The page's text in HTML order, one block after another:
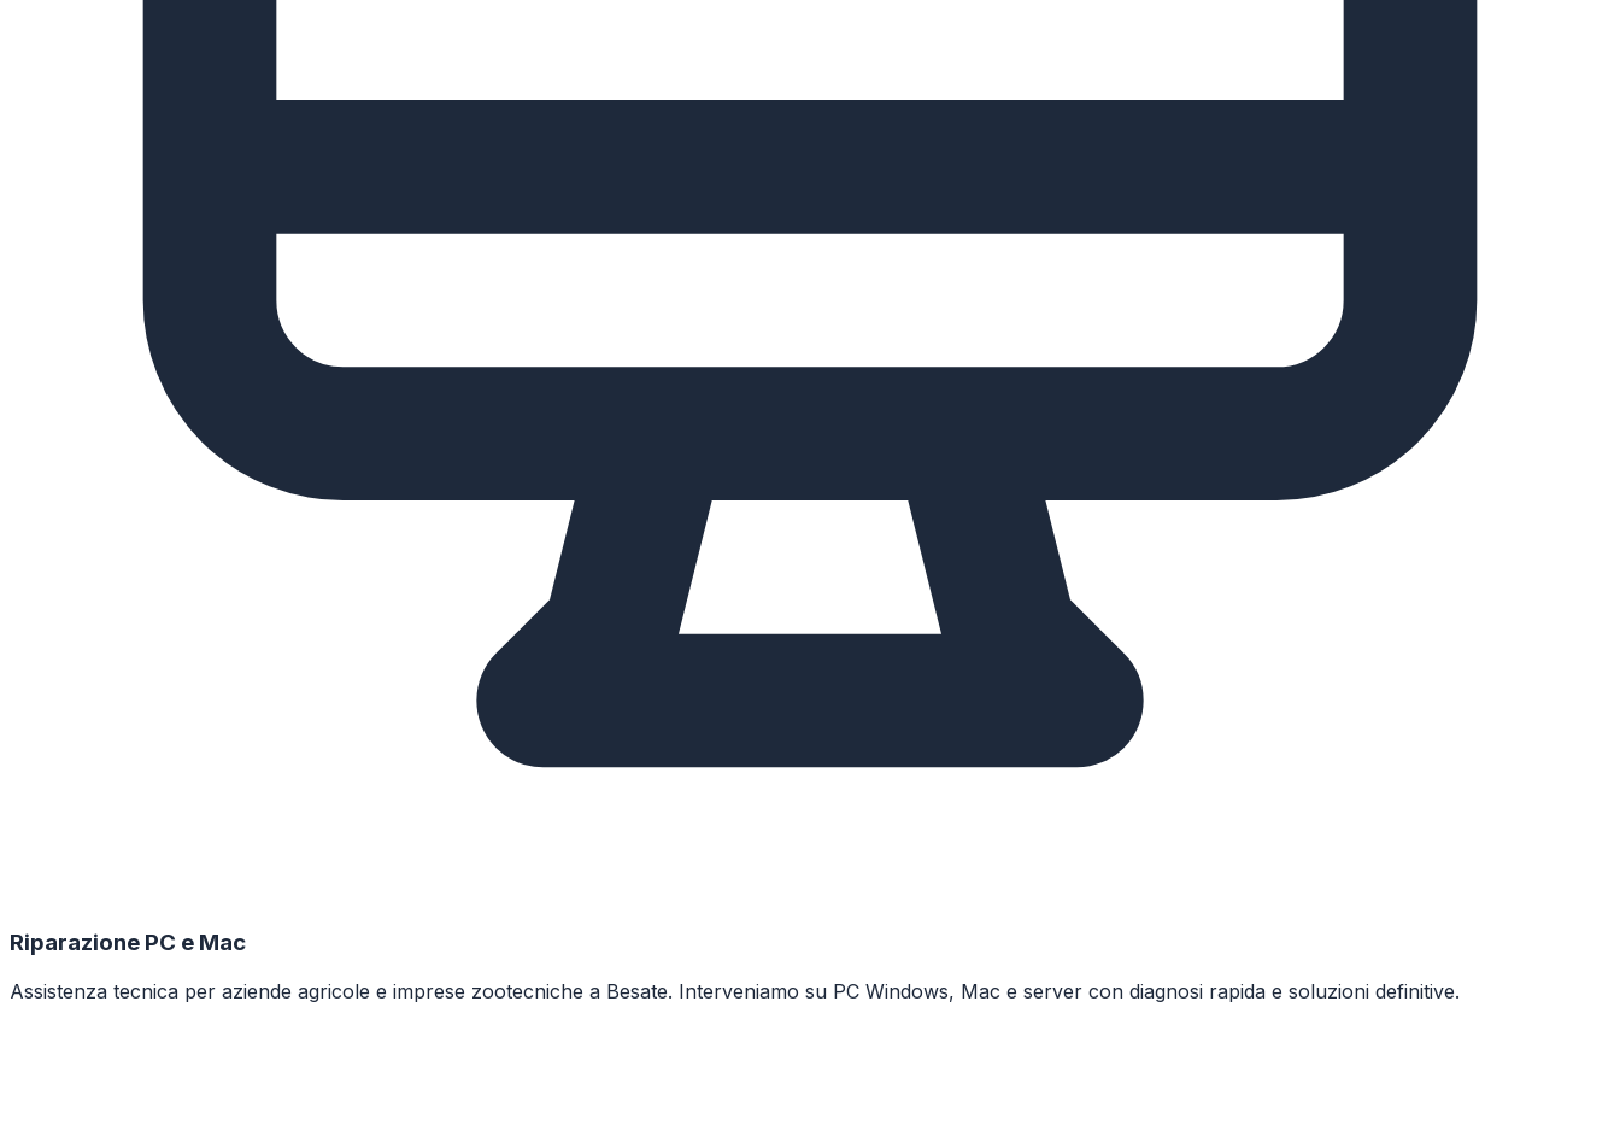
Riparazione PC e Mac
Assistenza tecnica per aziende agricole e imprese zootecniche a Besate. Interveniamo su PC Windows, Mac e server con diagnosi rapida e soluzioni definitive.